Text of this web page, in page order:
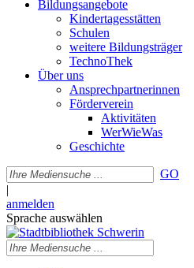
Bildungsangebote
Kindertagesstätten
Schulen
weitere Bildungsträger
TechnoThek
Über uns
Ansprechpartnerinnen
Förderverein
Aktivitäten
WerWieWas
Geschichte
GO
|
anmelden
Sprache auswählen